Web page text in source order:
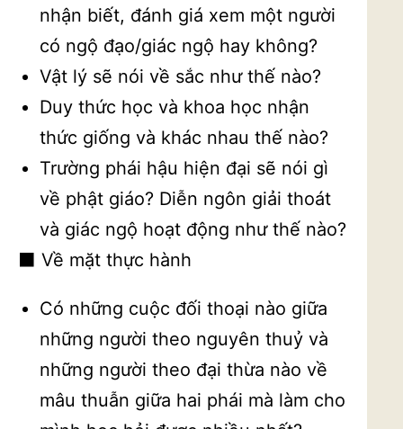
nhận biết, đánh giá xem một người
có ngộ đạo/giác ngộ hay không?
Vật lý sẽ nói về sắc như thế nào?
Duy thức học và khoa học nhận
thức giống và khác nhau thế nào?
Trường phái hậu hiện đại sẽ nói gì
về phật giáo? Diễn ngôn giải thoát
và giác ngộ hoạt động như thế nào?
⬛ Về mặt thực hành
Có những cuộc đối thoại nào giữa
những người theo nguyên thuỷ và
những người theo đại thừa nào về
mâu thuẫn giữa hai phái mà làm cho